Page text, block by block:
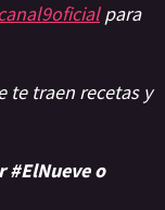
para
te traen recetas y
#ElNueve o